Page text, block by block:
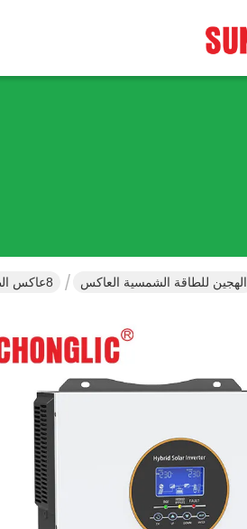
الهجين للطاقة الشمسية العاكس 8عاكس الطاقة الشمسية الهجينة بقدرة 5 كيلوواط مع MPPT مزدوجة ومخرج موجات الصين النقي لتطبيقات خارج الشبكة